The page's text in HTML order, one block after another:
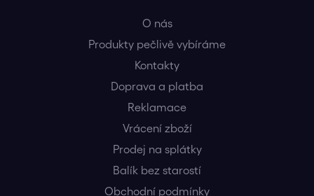
O nás
Produkty pečlivě vybíráme
Kontakty
Doprava a platba
Reklamace
Vrácení zboží
Prodej na splátky
Balík bez starostí
Obchodní podmínky